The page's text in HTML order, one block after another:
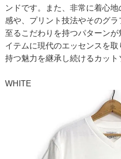
ンドです。また、非常に着心
感や、プリント技法やそのグ
至るこだわりを持つパターン
イテムに現代のエッセンスを
持つ魅力を継承し続けるカット
WHITE